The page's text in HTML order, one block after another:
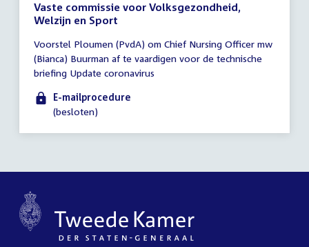
Vaste commissie voor Volksgezondheid,
Welzijn en Sport
vergadering
tot
18:00
uur
Voorstel Ploumen (PvdA) om Chief Nursing Officer mw
(Bianca) Buurman af te vaardigen voor de technische
briefing Update coronavirus
E-mailprocedure
(besloten)